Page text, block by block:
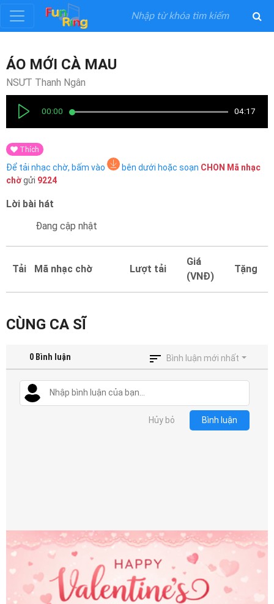
Đăng
ký
nhập
Thể
Loại
Nghệ
Mại
Dẫn
Funring
Nghiệp
ÁO MỚI CÀ MAU
NSƯT Thanh Ngân
00:00 04:17
Thích
Để tải nhạc chờ, bấm vào bên dưới hoặc soạn CHON Mã nhạc
chờgửi 9224
Lời bài hát
Đang cập nhật
Tải Mã nhạc chờ Lượt tải
Giá
(VNĐ)
Tặng
CÙNG CA SĨ
0 Bình luận Bình luận mới nhất
Hủy bỏ Bình luận